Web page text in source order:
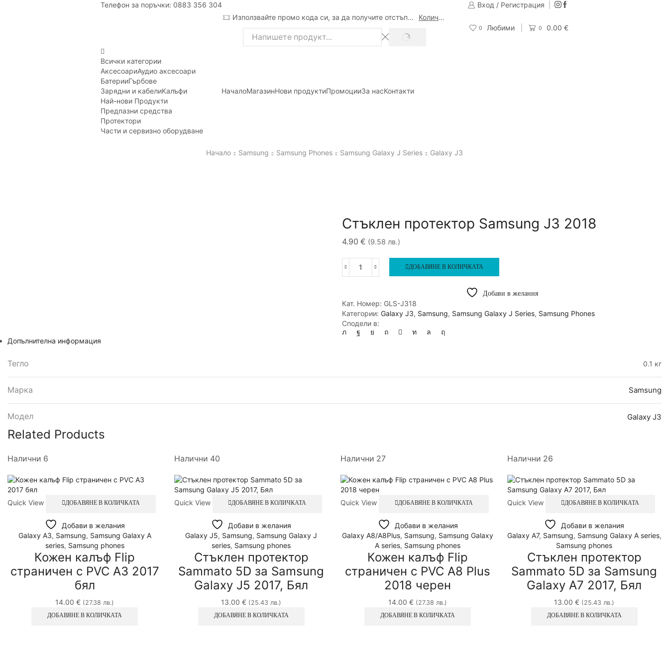
Телефон за поръчки: 0883 356 304
Вход / Регистрация
Използвайте промо кода си, за да получите отстъпка
Количка
Search
SEARCH
0 Любими 0 0.00 €
Всички категории
АксесоариАудио аксесоари
БатерииГърбове
Зарядни и кабелиКалъфи
Най-нови Продукти
Предпазни средства
Протектори
Части и сервизно оборудване
НачалоМагазинНови продуктиПромоцииЗа насКонтакти
Начало Samsung Samsung Phones Samsung Galaxy J Series Galaxy J3
Стъклен протектор Samsung J3 2018
4.90 € (9.58 лв.)
количество
протектор
Samsung
J3
2018
ДОБАВЯНЕ В КОЛИЧКАТА
Добави в желания
Кат. Номер: GLS-J318
Категории: Galaxy J3, Samsung, Samsung Galaxy J Series, Samsung Phones
Сподели в:
Допълнителна информация
Тегло 0.1 кг
Марка Samsung
Модел Galaxy J3
Related Products
Налични 6
Quick View ДОБАВЯНЕ В КОЛИЧКАТА
Добави в желания
Galaxy A3, Samsung, Samsung Galaxy A
series, Samsung phones
Кожен калъф Flip
страничен с PVC A3 2017
бял
14.00€ (27.38 лв.)
ДОБАВЯНЕ В КОЛИЧКАТА
Налични 40
Quick View ДОБАВЯНЕ В КОЛИЧКАТА
Добави в желания
Galaxy J5, Samsung, Samsung Galaxy J
series, Samsung phones
Стъклен протектор
Sammato 5D за Samsung
Galaxy J5 2017, Бял
13.00€ (25.43 лв.)
ДОБАВЯНЕ В КОЛИЧКАТА
Налични 27
Quick View ДОБАВЯНЕ В КОЛИЧКАТА
Добави в желания
Galaxy A8/A8Plus, Samsung, Samsung Galaxy
A series, Samsung phones
Кожен калъф Flip
страничен с PVC A8 Plus
2018 черен
14.00€ (27.38 лв.)
ДОБАВЯНЕ В КОЛИЧКАТА
Налични 26
Quick View ДОБАВЯНЕ В КОЛИЧКАТА
Добави в желания
Galaxy A7, Samsung, Samsung Galaxy A series,
Samsung phones
Стъклен протектор
Sammato 5D за Samsung
Galaxy A7 2017, Бял
13.00€ (25.43 лв.)
ДОБАВЯНЕ В КОЛИЧКАТА